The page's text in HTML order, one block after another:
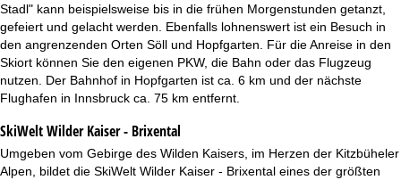
Stadl" kann beispielsweise bis in die frühen Morgenstunden getanzt,
gefeiert und gelacht werden. Ebenfalls lohnenswert ist ein Besuch in
den angrenzenden Orten Söll und Hopfgarten. Für die Anreise in den
Skiort können Sie den eigenen PKW, die Bahn oder das Flugzeug
nutzen. Der Bahnhof in Hopfgarten ist ca. 6 km und der nächste
Flughafen in Innsbruck ca. 75 km entfernt.
SkiWelt Wilder Kaiser - Brixental
Umgeben vom Gebirge des Wilden Kaisers, im Herzen der Kitzbüheler
Alpen, bildet die SkiWelt Wilder Kaiser - Brixental eines der größten